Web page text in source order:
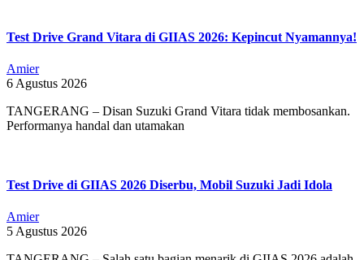
Test Drive Grand Vitara di GIIAS 2026: Kepincut Nyamannya!
Amier
6 Agustus 2026
TANGERANG – Disan Suzuki Grand Vitara tidak membosankan.
Performanya handal dan utamakan
Test Drive di GIIAS 2026 Diserbu, Mobil Suzuki Jadi Idola
Amier
5 Agustus 2026